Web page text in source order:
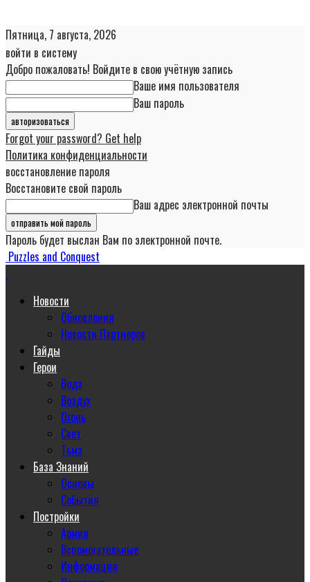
Пятница, 7 августа, 2026
войти в систему
Добро пожаловать! Войдите в свою учётную запись
Ваше имя пользователя
Ваш пароль
Forgot your password? Get help
Политика конфиденциальности
восстановление пароля
Восстановите свой пароль
Ваш адрес электронной почты
Пароль будет выслан Вам по электронной почте.
Puzzles and Conquest
Новости
Обновления
Новости Партнеров
Гайды
Герои
Вода
Воздух
Огонь
Свет
Тьма
База Знаний
Основы
События
Постройки
Армия
Вспомогательные
Информация